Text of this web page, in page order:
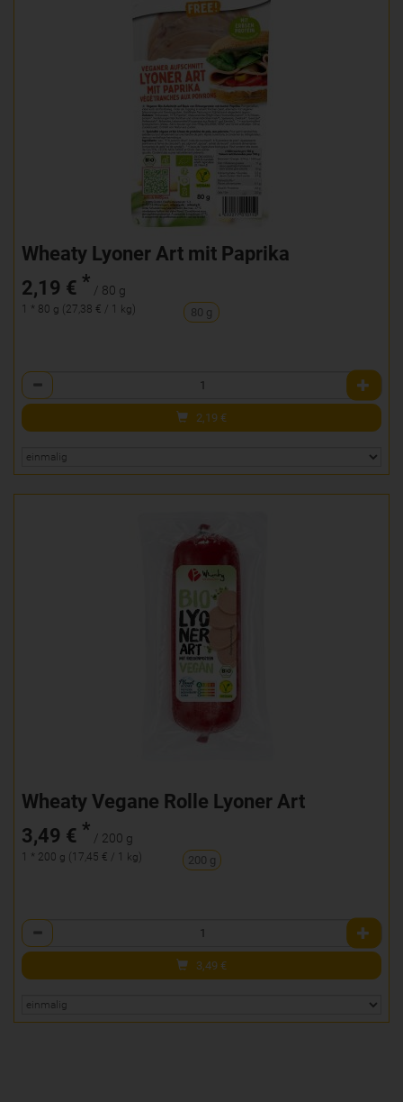
Wheaty Lyoner Art mit Paprika
2,19 € * / 80 g
1 * 80 g (27,38 € / 1 kg) 80 g
Anzahl
2,19 €
Wheaty Vegane Rolle Lyoner Art
3,49 € * / 200 g
1 * 200 g (17,45 € / 1 kg) 200 g
Anzahl
3,49 €